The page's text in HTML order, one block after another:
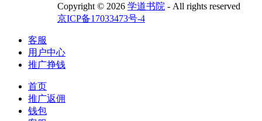
Copyright © 2026 学道书院 - All rights reserved
京ICP备17033473号-4
客服
用户中心
推广挣钱
首页
推广返佣
钱包